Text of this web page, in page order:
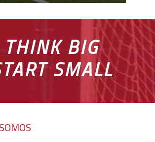
THINK BIG
SMALL